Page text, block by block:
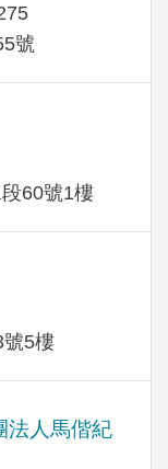
號
60號1樓
5樓
法人馬偕紀